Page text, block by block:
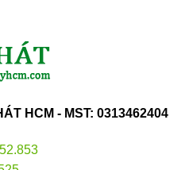
HCM - MST: 0313462404